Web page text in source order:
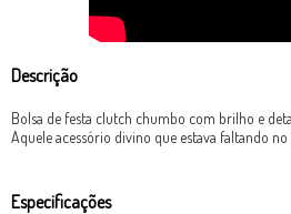
Descrição
Bolsa de festa clutch chumbo com brilho e
Aquele acessório divino que estava faltando no
Especificações